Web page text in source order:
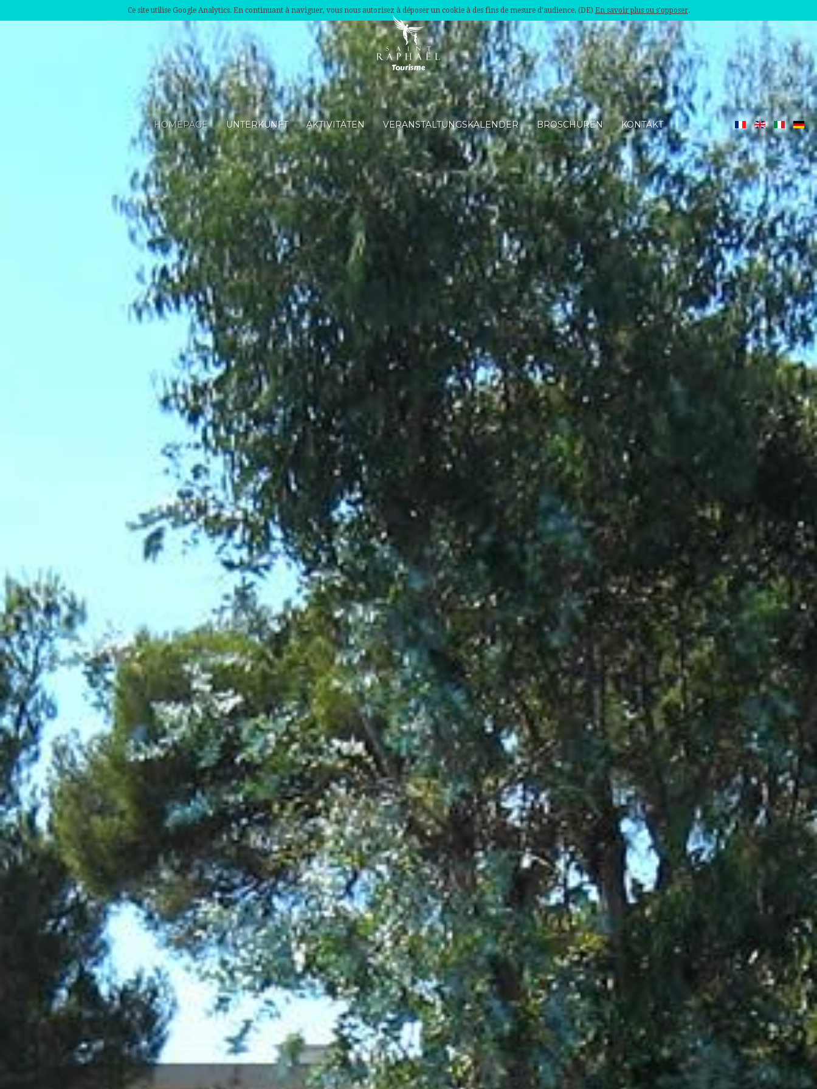
Ce site utilise Google Analytics. En continuant à naviguer, vous nous autorisez à déposer un cookie à des fins de mesure d'audience. (DE) En savoir plus ou s'opposer.
HOMEPAGE UNTERKUNFT AKTIVITÄTEN VERANSTALTUNGSKALENDER BROSCHÜREN KONTAKT